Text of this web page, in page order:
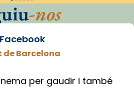
-nos
Facebook
Barcelona
per gaudir i també